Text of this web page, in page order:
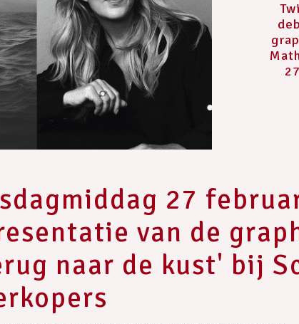
27
van de
naar de kust' bij